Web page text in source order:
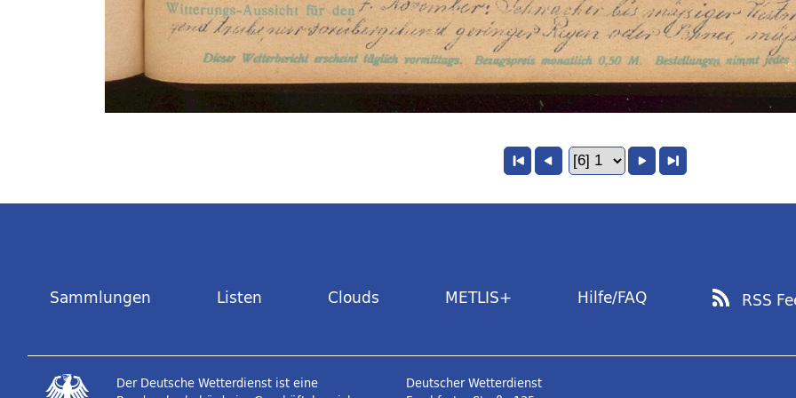
Sammlungen Listen Clouds METLIS+ Hilfe/FAQ RSS
Der Deutsche Wetterdienst ist eine
Deutscher Wetterdienst